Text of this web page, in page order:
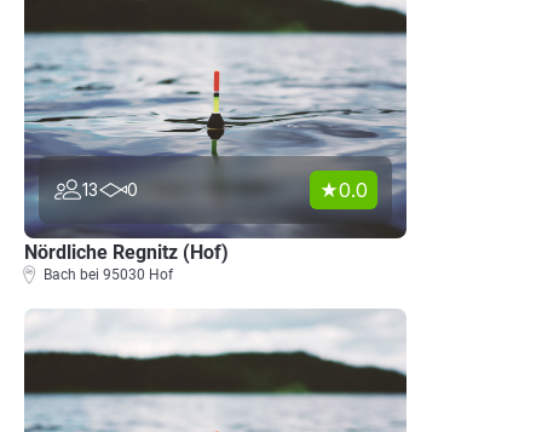
13 0 0.0
Nördliche Regnitz (Hof)
Bach bei 95030 Hof